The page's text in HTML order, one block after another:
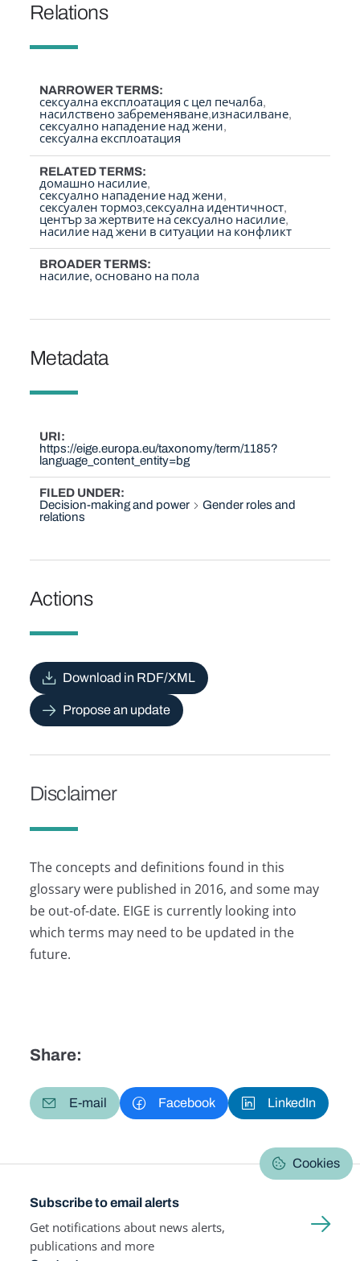
Relations
NARROWER TERMS
сексуална експлоатация с цел печалба
насилствено забременяване изнасилване
сексуално нападение над жени
сексуална експлоатация
RELATED TERMS
домашно насилие
сексуално нападение над жени
сексуален тормоз сексуална идентичност
център за жертвите на сексуално насилие
насилие над жени в ситуации на конфликт
BROADER TERMS
насилие, основано на пола
Metadata
URI
https://eige.europa.eu/taxonomy/term/1185?
language_content_entity=bg
FILED UNDER
Decision-making and power
Gender roles and
relations
Actions
Download in RDF/XML
Propose an update
Disclaimer
The concepts and definitions found in this
glossary were published in 2016, and some may
be out-of-date. EIGE is currently looking into
which terms may need to be updated in the
future.
Share:
E-mail Facebook LinkedIn
Cookies
Subscribe to email alerts
Get notifications about news alerts,
publications and more